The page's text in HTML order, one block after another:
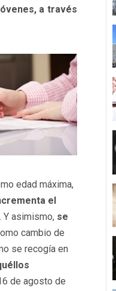
a través
edad máxima,
el
Y asimismo, se
cambio de
se recogía en
de agosto de